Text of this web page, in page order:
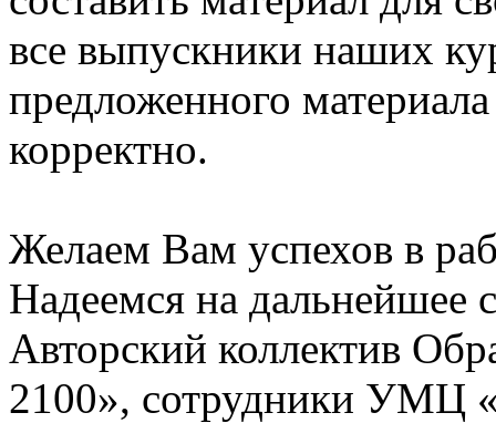
все выпускники наших
предложенного
корректно.
Желаем Вам успехов в
Надеемся на дальнейшее
Авторский коллектив
2100», сотрудники УМЦ